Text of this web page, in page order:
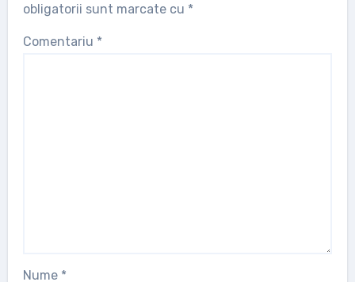
obligatorii sunt marcate cu *
Comentariu *
Nume *